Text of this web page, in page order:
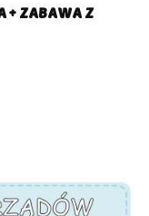
+ ZABAWA Z